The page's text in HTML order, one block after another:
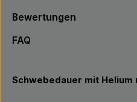
Bewertungen
FAQ
Schwebedauer mit Helium